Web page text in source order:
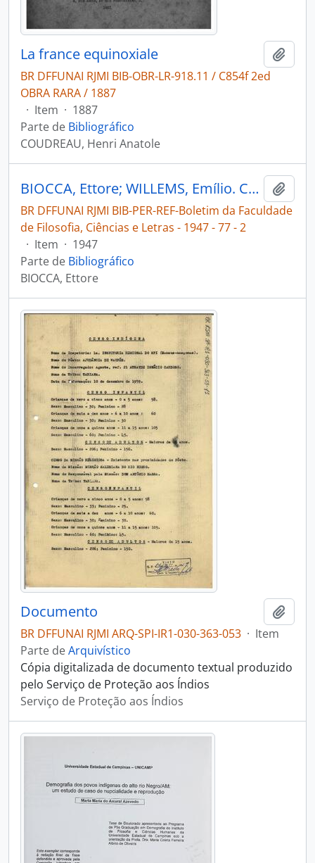
La france equinoxiale
BR DFFUNAI RJMI BIB-OBR-LR-918.11 / C854f 2ed
OBRA RARA / 1887
· Item · 1887
Parte de Bibliográfico
COUDREAU, Henri Anatole
BIOCCA, Ettore; WILLEMS, Emílio. Contribuição para o estudo antropométrico dos índios Tukano, Tariana e Makú, da região do Alto Rio Negro [Amazonas] [Boletim da Faculdade de Filosofia, Ciências e Letras]
BR DFFUNAI RJMI BIB-PER-REF-Boletim da Faculdade
de Filosofia, Ciências e Letras - 1947 - 77 - 2
· Item · 1947
Parte de Bibliográfico
BIOCCA, Ettore
Documento
BR DFFUNAI RJMI ARQ-SPI-IR1-030-363-053 · Item
Parte deArquivístico
Cópia digitalizada de documento textual produzido
pelo Serviço de Proteção aos Índios
Serviço de Proteção aos Índios